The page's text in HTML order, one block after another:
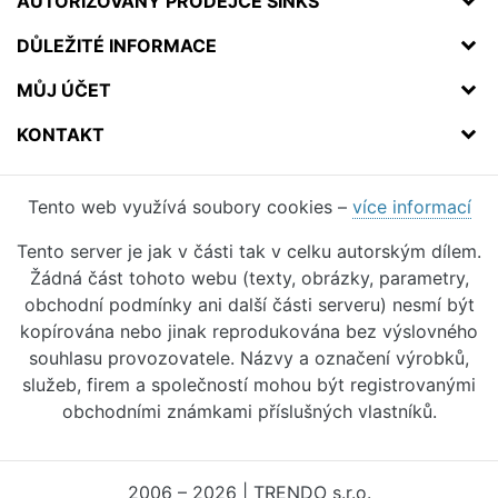
DŮLEŽITÉ INFORMACE
MŮJ ÚČET
KONTAKT
Tento web využívá soubory cookies – více informací
Tento server je jak v části tak v celku autorským dílem.
Žádná část tohoto webu (texty, obrázky, parametry,
obchodní podmínky ani další části serveru) nesmí být
kopírována nebo jinak reprodukována bez výslovného
souhlasu provozovatele. Názvy a označení výrobků,
služeb, firem a společností mohou být registrovanými
obchodními známkami příslušných vlastníků.
2006 – 2026 | TRENDO s.r.o.